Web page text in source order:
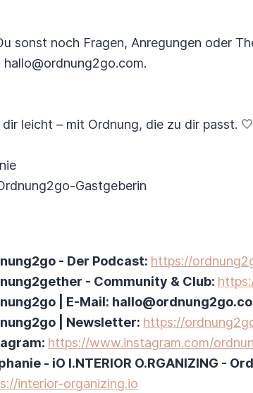
sonst noch Fragen, Anregungen oder
hallo@ordnung2go.com.
dir leicht – mit Ordnung, die zu dir passt. 🤍
Gastgeberin
- Der Podcast: https://
- Community & Club:
| E-Mail:
| Newsletter: https://
https://www.instagram.com/
- iO I.NTERIOR O.RGANIZING -
interior-organizing.io